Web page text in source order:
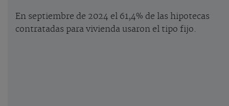
En septiembre de 2024 el 61,4% de las hipotecas
contratadas para vivienda usaron el tipo fijo.